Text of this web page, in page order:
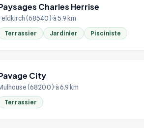
Charles Herrise
(68540) à 5.9 km
Terrassier Jardinier Pisciniste
City
(68200) à 6.9 km
Terrassier